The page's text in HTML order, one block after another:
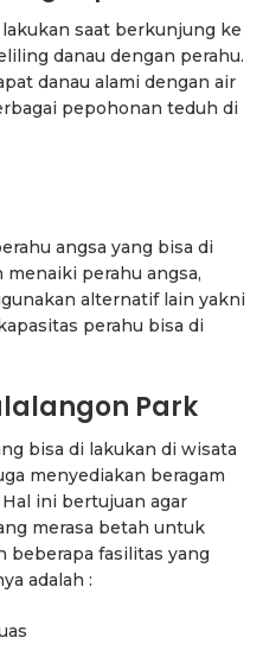
saat berkunjung ke
danau dengan perahu.
danau alami dengan air
pepohonan teduh di
angsa yang bisa di
perahu angsa,
alternatif lain yakni
perahu bisa di
Park
bisa di lakukan di wisata
menyediakan beragam
ini bertujuan agar
merasa betah untuk
beberapa fasilitas yang
adalah :